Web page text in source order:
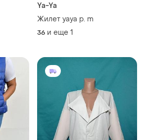
Ya-Ya
Жилет yaya p. m
36 и еще 1